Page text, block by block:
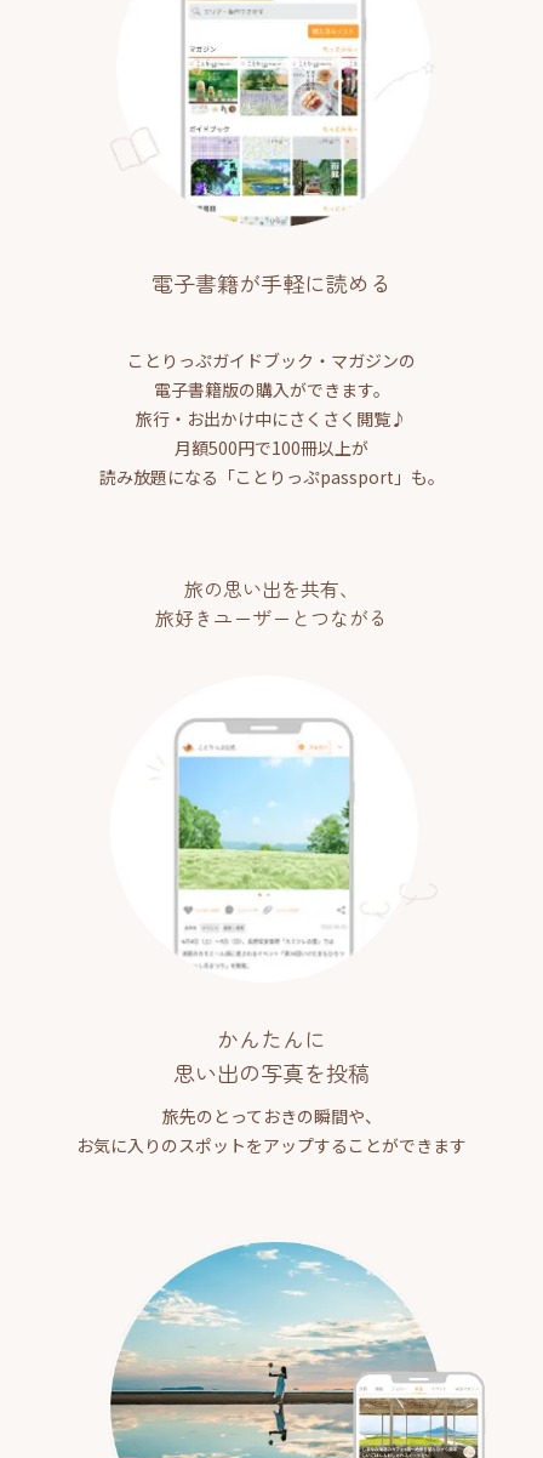
電子書籍が手軽に読める
ことりっぷガイドブック・マガジンの
電子書籍版の購入ができます。
旅行・お出かけ中にさくさく閲覧♪
月額500円で100冊以上が
読み放題になる「ことりっぷpassport」も。
旅の思い出を共有、
旅好きユーザーとつながる
かんたんに
思い出の写真を投稿
旅先のとっておきの瞬間や、
お気に入りのスポットをアップすることができます